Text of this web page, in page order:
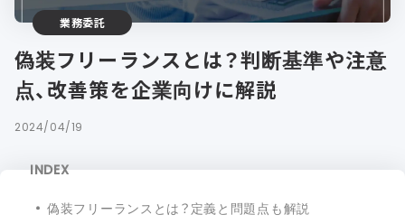
業務委託
偽装フリーランスとは？判断基準や注意
点、改善策を企業向けに解説
2024/04/19
INDEX
偽装フリーランスとは？定義と問題点も解説